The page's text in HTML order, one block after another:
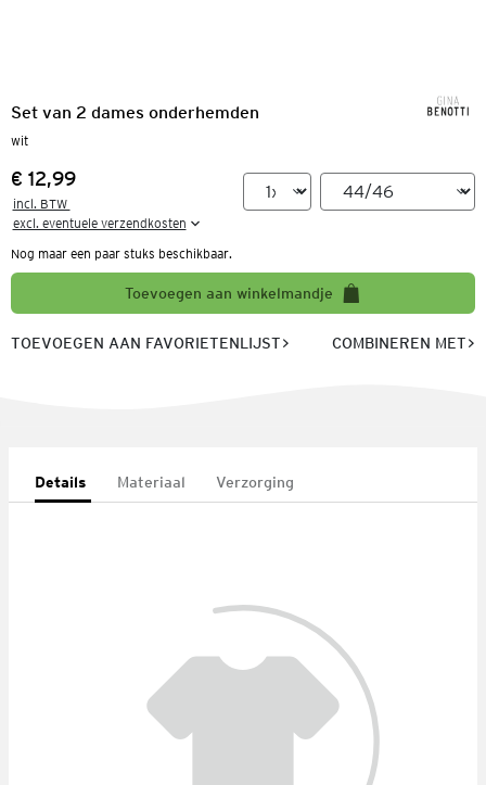
Set van 2 dames onderhemden
wit
Prijs:
€ 12,99
incl. BTW
excl. eventuele verzendkosten
Nog maar een paar stuks beschikbaar.
Toevoegen aan winkelmandje
TOEVOEGEN AAN FAVORIETENLIJST COMBINEREN MET
Details Materiaal Verzorging